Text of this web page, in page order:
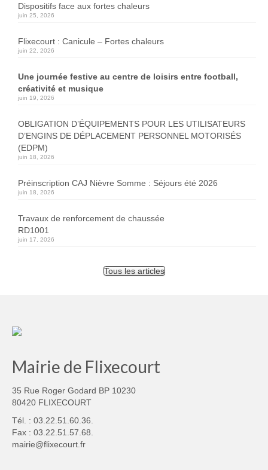
Dispositifs face aux fortes chaleurs
juin 25, 2026
Flixecourt : Canicule – Fortes chaleurs
juin 22, 2026
Une journée festive au centre de loisirs entre football,
créativité et musique
juin 19, 2026
OBLIGATION D’ÉQUIPEMENTS POUR LES UTILISATEURS
D’ENGINS DE DÉPLACEMENT PERSONNEL MOTORISÉS
(EDPM)
juin 18, 2026
Préinscription CAJ Nièvre Somme : Séjours été 2026
juin 18, 2026
Travaux de renforcement de chaussée
RD1001
juin 17, 2026
Tous les articles
Mairie de Flixecourt
35 Rue Roger Godard BP 10230
80420 FLIXECOURT
Tél. : 03.22.51.60.36.
Fax : 03.22.51.57.68.
mairie@flixecourt.fr